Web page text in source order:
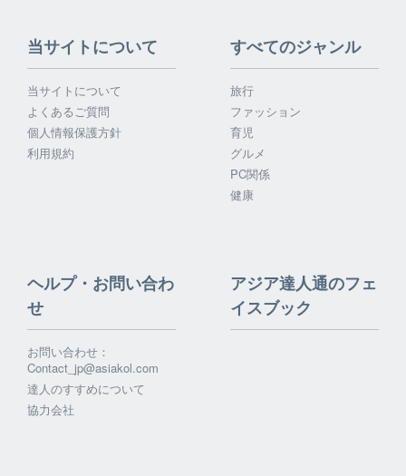
当サイトについて
当サイトについて
よくあるご質問
個人情報保護方針
利用規約
すべてのジャンル
旅行
ファッション
育児
グルメ
PC関係
健康
ヘルプ・お問い合わ
せ
お問い合わせ：
Contact_jp@asiakol.com
達人のすすめについて
協力会社
アジア達人通のフェ
イスブック